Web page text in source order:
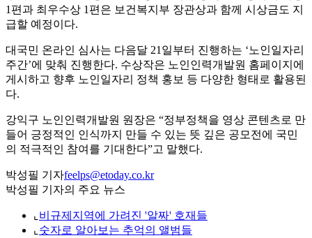
1편과 최우수상 1편은 보건복지부 장관상과 함께 시상금도 지
급할 예정이다.
대국민 온라인 심사는 다음달 21일부터 진행하는 ‘노인일자리
주간’에 맞춰 진행한다. 수상작은 노인인력개발원 홈페이지에
게시하고 향후 노인일자리 정책 홍보 등 다양한 형태로 활용된
다.
강익구 노인인력개발원 원장은 “정부정책을 영상 콘텐츠로 만
들어 긍정적인 인식까지 만들 수 있는 뜻 깊은 공모전에 국민
의 적극적인 참여를 기대한다”고 말했다.
박성필 기자feelps@etoday.co.kr
박성필 기자의 주요 뉴스
⌞ 비규제지역에 가려진 '알짜' 호재들
⌞ 숫자로 알아보는 추억의 앨범들